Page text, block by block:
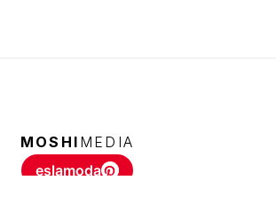
MOSHI MEDIA
eslamoda